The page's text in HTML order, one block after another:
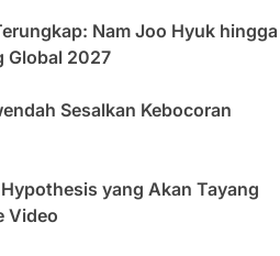
Nam Joo Hyuk hingga
Global 2027
Sesalkan Kebocoran
yang Akan Tayang
Video